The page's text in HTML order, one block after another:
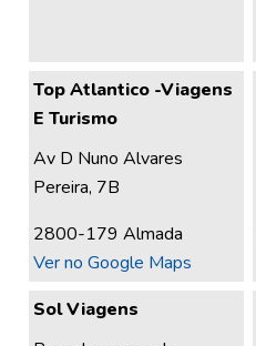
Top Atlantico -Viagens
E Turismo
Av D Nuno Alvares
Pereira, 7B
2800-179 Almada
Ver no Google Maps
Sol Viagens